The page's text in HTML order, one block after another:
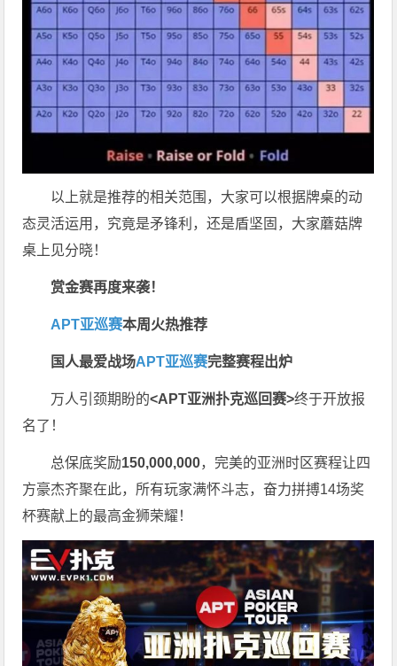
以上就是推荐的相关范围，大家可以根据牌桌的动
态灵活运用，究竟是矛锋利，还是盾坚固，大家蘑菇牌
桌上见分晓！
赏金赛再度来袭！
APT亚巡赛本周火热推荐
国人最爱战场APT亚巡赛完整赛程出炉
万人引颈期盼的<APT亚洲扑克巡回赛>终于开放报
名了！
总保底奖励150,000,000，完美的亚洲时区赛程让四
方豪杰齐聚在此，所有玩家满怀斗志，奋力拼搏14场奖
杯赛献上的最高金狮荣耀！